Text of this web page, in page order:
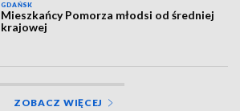
GDAŃSK
Mieszkańcy Pomorza młodsi od średniej
krajowej
ZOBACZ WIĘCEJ